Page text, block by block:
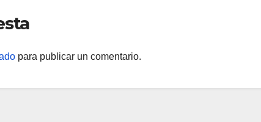
para publicar un comentario.